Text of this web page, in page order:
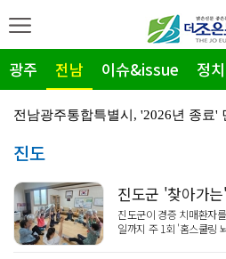
광주 전남 이슈&issue 정치
전남광주통합특별시, '2026년 종료'
영암군, '혁신공감 특강' 개최…우원
장성군, 평생학습센터 '활짝'…총 14
진도
진도군이 경증 치매환자
일까지 주 1회 '홈스쿨링